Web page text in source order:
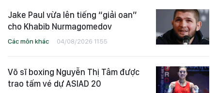
Jake Paul vừa lên tiếng “giải oan”
cho Khabib Nurmagomedov
Các môn khác 04/08/2026 11:55
Võ sĩ boxing Nguyễn Thị Tâm được
trao tấm vé dự ASIAD 20